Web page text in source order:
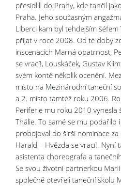
přesídlill do Prahy, kde tančil
Praha. Jeho současným
Liberci kam byl tehdejším
přijat v roce 2008. Od té doby
inscenacích Marná opatrnost,
se vrací!, Louskáček, Gustav
svém kontě několik ocenění.
místo na Mezinárodní taneční
a 2. místo tamtéž roku 2006.
Periferie mu roku 2010 vynesla
Thálie. To samé se mu podařilo
probojoval do širší nominace za
Harald – Hvězda se vrací!. Nyní
asistenta choreografa a
Se svou životní partnerkou
společně otevřeli taneční školu